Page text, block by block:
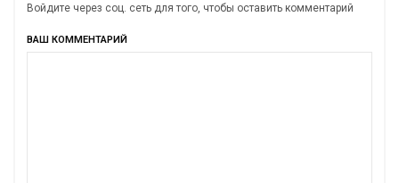
Войдите через соц. сеть для того, чтобы оставить комментарий
ВАШ КОММЕНТАРИЙ